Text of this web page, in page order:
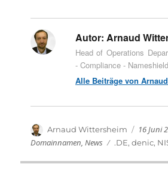
Autor: Arnaud
Head of Operations
- Compliance - Nameshield
Alle Beiträge von
Autor
Arnaud Wittersheim am
16 Juni
Domainnamen,News Schlagwörter
.DE,denic,